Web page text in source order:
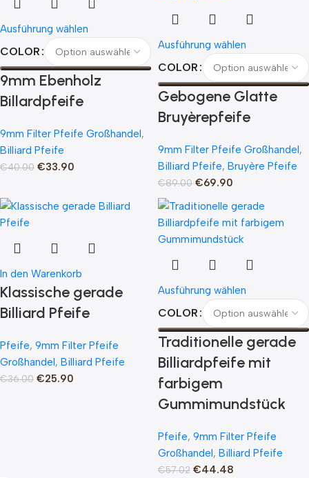
Ausführung wählen
COLOR
9mm Ebenholz
Billardpfeife
9mm Filter Pfeife Großhandel,
Billiard Pfeife
€40.00 €33.90
Ausführung wählen
COLOR
Gebogene Glatte
Bruyèrepfeife
9mm Filter Pfeife Großhandel,
Billiard Pfeife, Bruyère Pfeife
€89.00 €69.90
In den Warenkorb
Klassische gerade
Billiard Pfeife
Pfeife, 9mm Filter Pfeife
Großhandel, Billiard Pfeife
€36.00 €25.90
Ausführung wählen
COLOR
Traditionelle gerade
Billiardpfeife mit
farbigem
Gummimundstück
Pfeife, 9mm Filter Pfeife
Großhandel, Billiard Pfeife
€57.02 €44.48